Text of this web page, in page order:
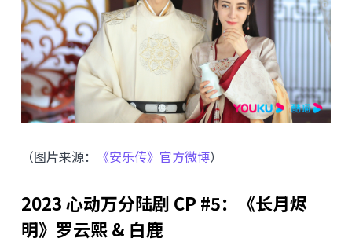
（图片来源： 《安乐传》官方微博）
2023 心动万分陆剧 CP #5：《长月烬
明》罗云熙 & 白鹿